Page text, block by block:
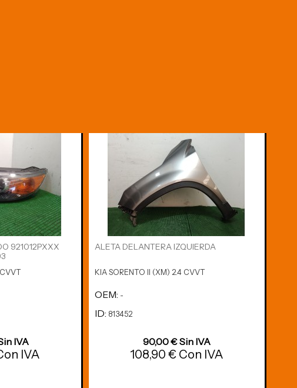
921012PXXX
IVA
IVA
ALETA DELANTERA IZQUIERDA
KIA SORENTO II (XM) 2.4 CVVT
OEM: -
ID: 813452
90,00 € Sin IVA
108,90 € Con IVA